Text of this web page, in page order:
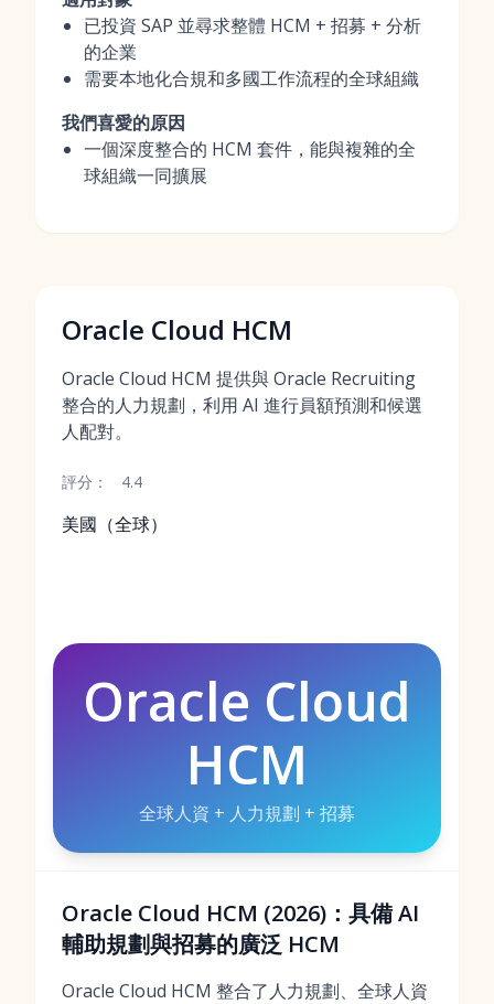
已投資 SAP 並尋求整體 HCM + 招募 + 分析
的企業
需要本地化合規和多國工作流程的全球組織
我們喜愛的原因
一個深度整合的 HCM 套件，能與複雜的全
球組織一同擴展
Oracle Cloud HCM
Oracle Cloud HCM 提供與 Oracle Recruiting
整合的人力規劃，利用 AI 進行員額預測和候選
人配對。
評分： 4.4
美國（全球）
Oracle Cloud
HCM
全球人資 + 人力規劃 + 招募
Oracle Cloud HCM (2026)：具備 AI
輔助規劃與招募的廣泛 HCM
Oracle Cloud HCM 整合了人力規劃、全球人資